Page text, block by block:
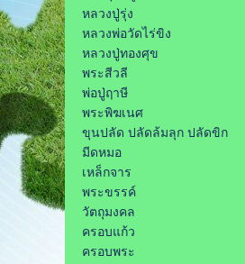
หลวงปู่รุ่ง
หลวงพ่อวัดไร่ขิง
หลวงปู่ทองศุข
พระสีวลี
พ่อปู่ฤาษี
พระพิฆเนศ
ขุนปลัด ปลัดล้มลุก ปลัดขิก
มีดหมอ
เหล็กจาร
พระขรรค์
วัตถุมงคล
ครอบแก้ว
ครอบพระ